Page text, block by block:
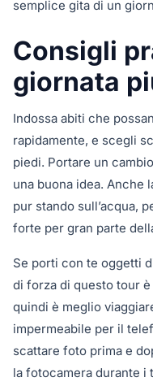
semplice gita di un
Consigli
giornata
Indossa abiti che
rapidamente, e scegli
piedi. Portare un
una buona idea. Anche
pur stando sull’acqua,
forte per gran parte
Se porti con te oggetti
di forza di questo tour è
quindi è meglio
impermeabile per il
scattare foto prima e
la fotocamera durante i